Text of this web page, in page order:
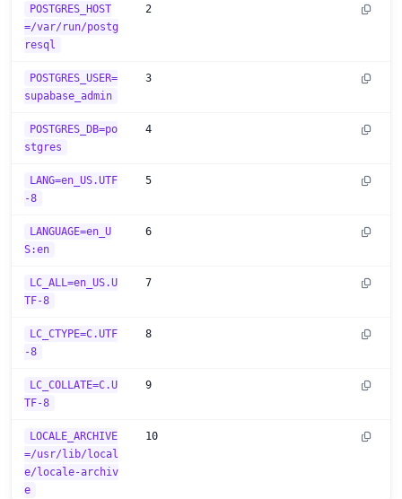
POSTGRES_HOST
=/var/run/postg
resql
2
POSTGRES_USER=
supabase_admin
3
POSTGRES_DB=po
stgres
4
LANG=en_US.UTF
-8
5
LANGUAGE=en_U
S:en
6
LC_ALL=en_US.U
TF-8
7
LC_CTYPE=C.UTF
-8
8
LC_COLLATE=C.U
TF-8
9
LOCALE_ARCHIVE
=/usr/lib/local
e/locale-archiv
e
10